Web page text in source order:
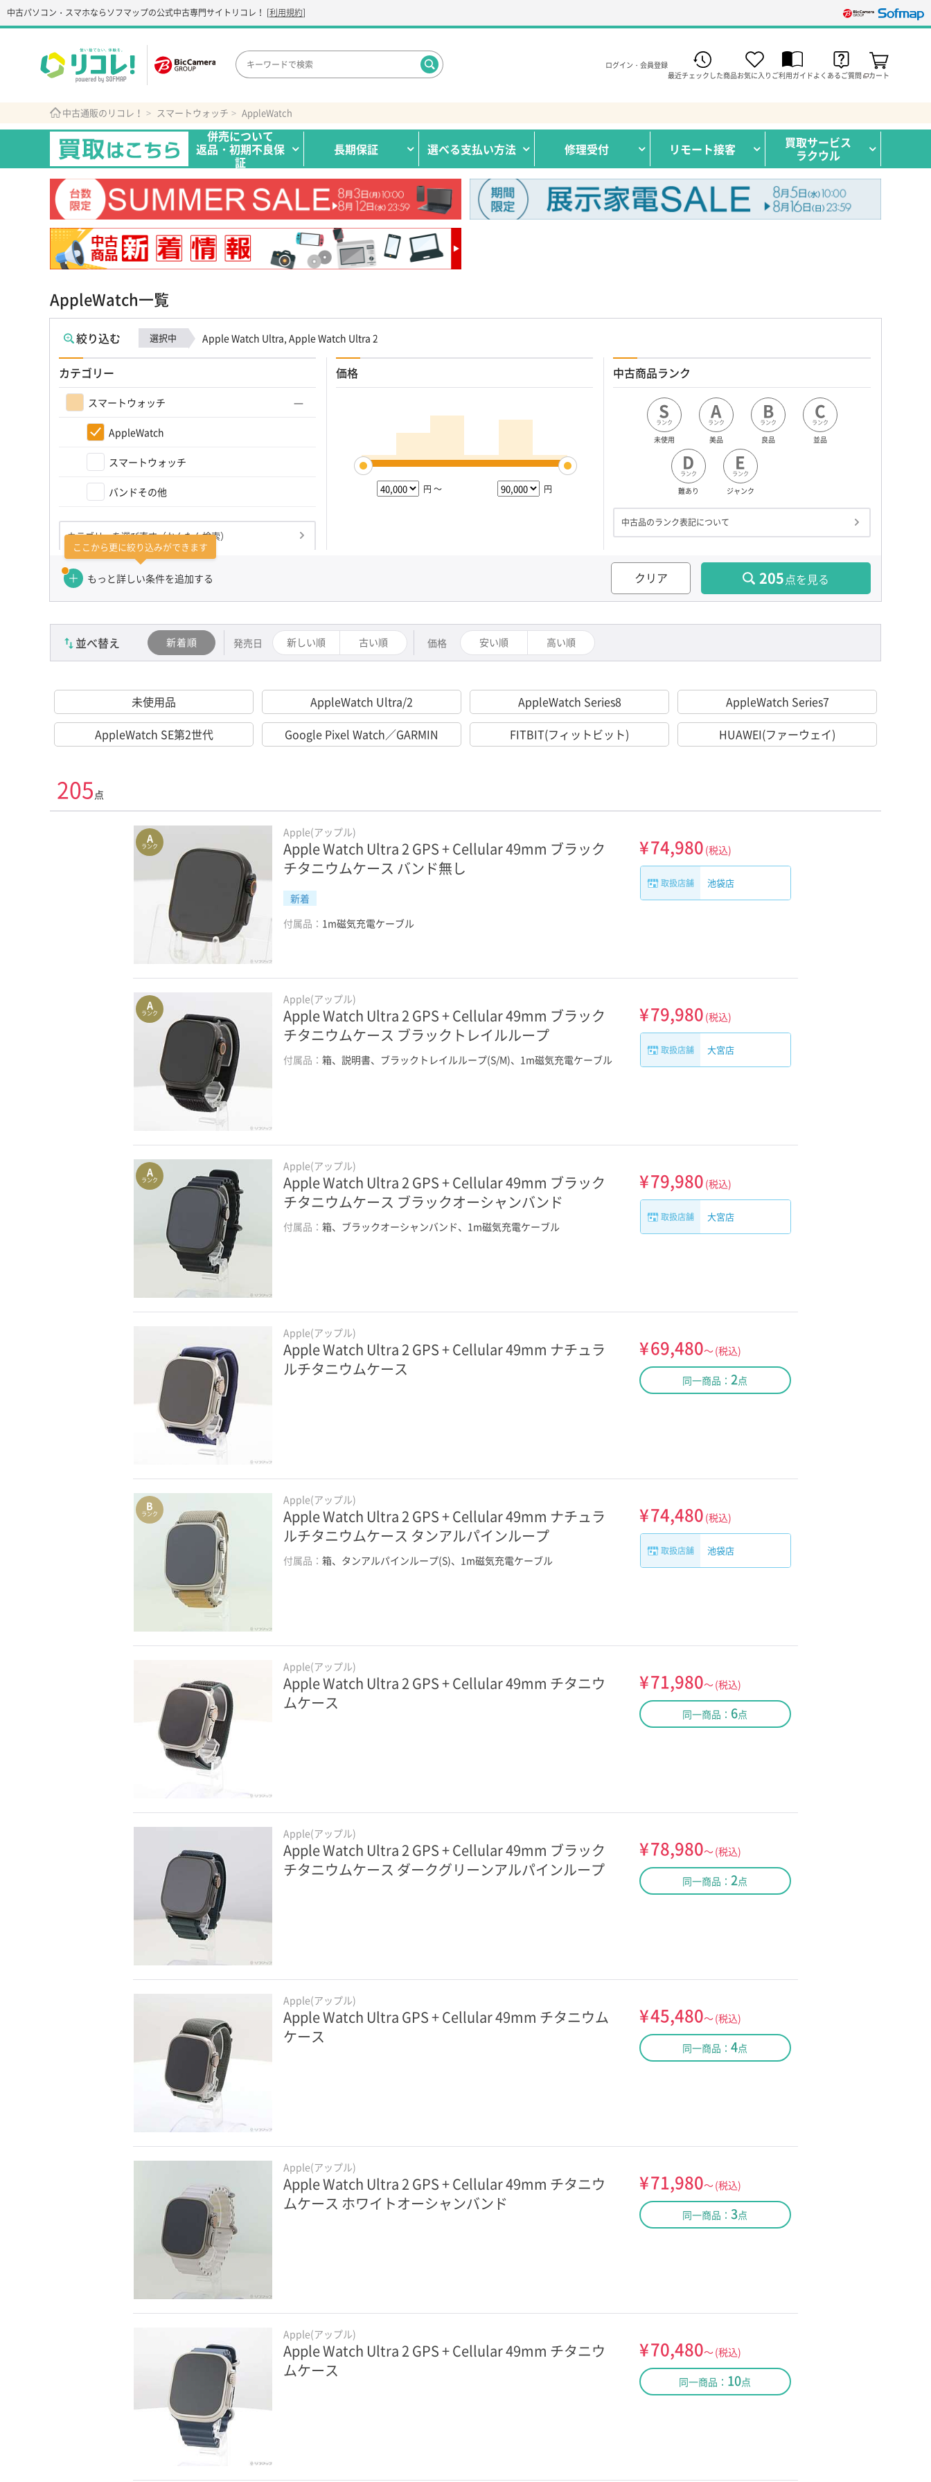
中古パソコン・スマホならソフマップの公式中古専門サイト リコレ！ [利用規約]
ログイン・会員登録
最近チェックした商品お気に入り ご利用ガイドよくあるご質問 カート
中古通販のリコレ！ スマートウォッチ AppleWatch
併売について
返品・初期不良保
証
長期保証 選べる支払い方法 修理受付 リモート接客 買取サービス
ラクウル
AppleWatch一覧
絞り込む 選択中 Apple Watch Ultra, Apple Watch Ultra 2
カテゴリー
スマートウォッチ
AppleWatch
スマートウォッチ
バンドその他
カテゴリーを選び直す（かんたん検索）
価格
円 ～ 円
中古商品ランク
S
ランク
未使用
A
ランク
美品
B
ランク
良品
C
ランク
並品
D
ランク
難あり
E
ランク
ジャンク
中古品のランク表記について
ここから更に絞り込みができます
もっと詳しい条件を追加する クリア 205点を見る
並べ替え 新着順 発売日 新しい順 古い順 価格 安い順 高い順
未使用品 AppleWatch Ultra/2 AppleWatch Series8
AppleWatch Series7
AppleWatch SE第2世代
Google Pixel Watch／GARMIN FITBIT(フィットビット) HUAWEI(ファーウェイ)
205 点
A
ランク
Apple(アップル)
Apple Watch Ultra 2 GPS + Cellular 49mm ブラック
チタニウムケース バンド無し
新着
付属品： 1m磁気充電ケーブル
¥74,980 (税込)
取扱店舗 池袋店
A
ランク
Apple(アップル)
Apple Watch Ultra 2 GPS + Cellular 49mm ブラック
チタニウムケース ブラックトレイルループ
付属品： 箱、説明書、ブラックトレイルループ(S/M)、1m磁気充電ケーブル
¥79,980 (税込)
取扱店舗 大宮店
A
ランク
Apple(アップル)
Apple Watch Ultra 2 GPS + Cellular 49mm ブラック
チタニウムケース ブラックオーシャンバンド
付属品： 箱、ブラックオーシャンバンド、1m磁気充電ケーブル
¥79,980 (税込)
取扱店舗 大宮店
Apple(アップル)
Apple Watch Ultra 2 GPS + Cellular 49mm ナチュラ
ルチタニウムケース
¥69,480～(税込)
同一商品： 2点
B
ランク
Apple(アップル)
Apple Watch Ultra 2 GPS + Cellular 49mm ナチュラ
ルチタニウムケース タンアルパインループ
付属品： 箱、タンアルパインループ(S)、1m磁気充電ケーブル
¥74,480 (税込)
取扱店舗 池袋店
Apple(アップル)
Apple Watch Ultra 2 GPS + Cellular 49mm チタニウ
ムケース
¥71,980～(税込)
同一商品： 6点
Apple(アップル)
Apple Watch Ultra 2 GPS + Cellular 49mm ブラック
チタニウムケース ダークグリーンアルパインループ
¥78,980～(税込)
同一商品： 2点
Apple(アップル)
Apple Watch Ultra GPS + Cellular 49mm チタニウム
ケース
¥45,480～(税込)
同一商品：4点
Apple(アップル)
Apple Watch Ultra 2 GPS + Cellular 49mm チタニウ
ムケース ホワイトオーシャンバンド
¥71,980～(税込)
同一商品：3点
Apple(アップル)
Apple Watch Ultra 2 GPS + Cellular 49mm チタニウ
ムケース
¥70,480～(税込)
同一商品： 10点